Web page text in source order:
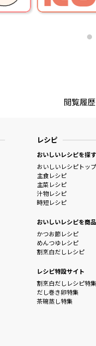
閲覧履
レシピ
おいしいレシピを探す
おいしいレシピトップ
主食レシピ
主菜レシピ
汁物レシピ
時短レシピ
おいしいレシピを商
かつお節レシピ
めんつゆレシピ
割烹白だしレシピ
レシピ特設サイト
割烹白だしレシピ特集
だし巻き卵特集
茶碗蒸し特集